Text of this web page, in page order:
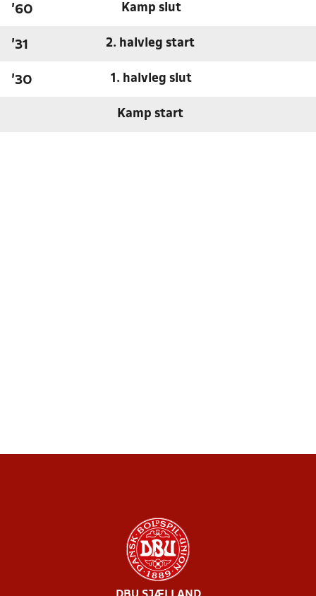
'60 Kamp slut
'31 2. halvleg start
'30 1. halvleg slut
Kamp start